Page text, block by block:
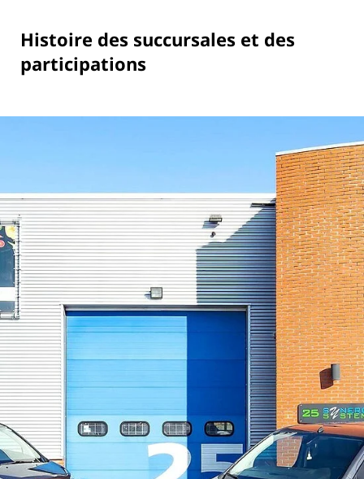
Histoire des succursales et des
participations